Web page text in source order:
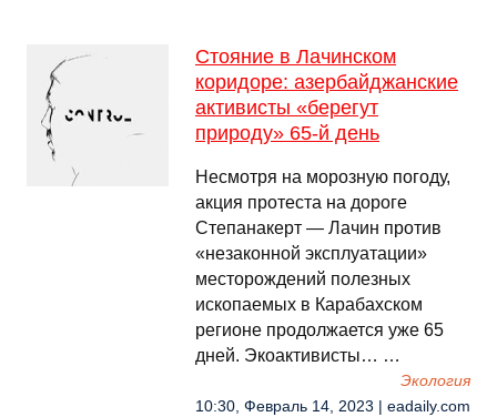
Стояние в Лачинском
коридоре: азербайджанские
активисты «берегут
природу» 65-й день
Несмотря на морозную погоду,
акция протеста на дороге
Степанакерт — Лачин против
«незаконной эксплуатации»
месторождений полезных
ископаемых в Карабахском
регионе продолжается уже 65
дней. Экоактивисты… …
Экология
10:30, Февраль 14, 2023 | eadaily.com